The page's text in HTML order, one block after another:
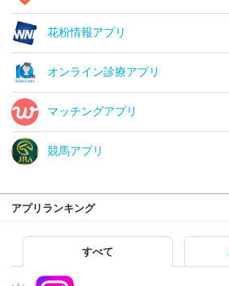
花粉情報アプリ
オンライン診療アプリ
マッチングアプリ
競馬アプリ
アプリランキング
すべて